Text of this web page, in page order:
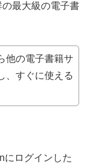
最大級の電子書
他の電子書籍サ
、すぐに使える
にログインした